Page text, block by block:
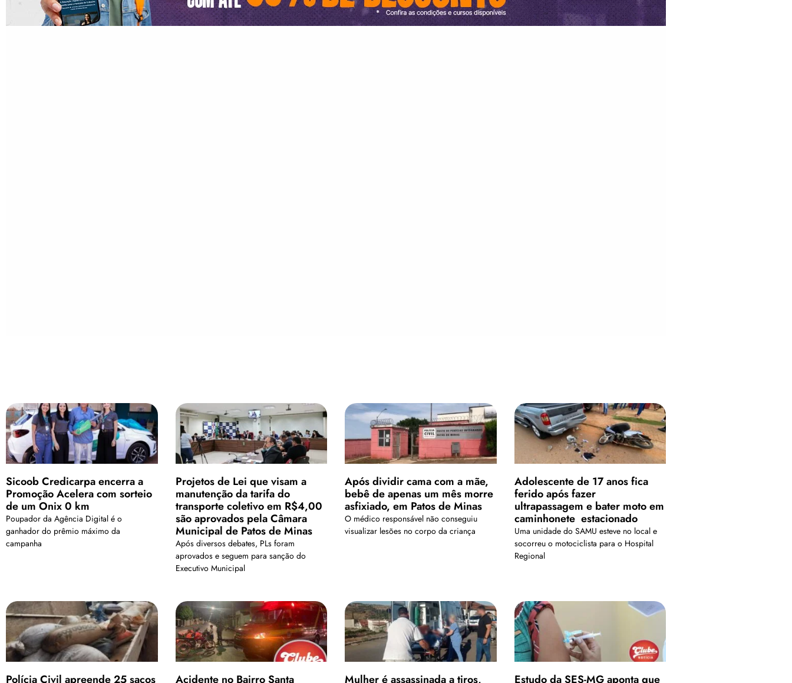
Sicoob Credicarpa encerra a
Promoção Acelera com sorteio
de um Onix 0 km
Poupador da Agência Digital é o
ganhador do prêmio máximo da
campanha
Projetos de Lei que visam a
manutenção da tarifa do
transporte coletivo em R$4,00
são aprovados pela Câmara
Municipal de Patos de Minas
Após diversos debates, PLs foram
aprovados e seguem para sanção do
Executivo Municipal
Após dividir cama com a mãe,
bebê de apenas um mês morre
asfixiado, em Patos de Minas
O médico responsável não conseguiu
visualizar lesões no corpo da criança
Adolescente de 17 anos fica
ferido após fazer
ultrapassagem e bater moto em
caminhonete estacionado
Uma unidade do SAMU esteve no local e
socorreu o motociclista para o Hospital
Regional
Polícia Civil apreende 25 sacos Acidente no Bairro Santa Mulher é assassinada a tiros, Estudo da SES-MG aponta que